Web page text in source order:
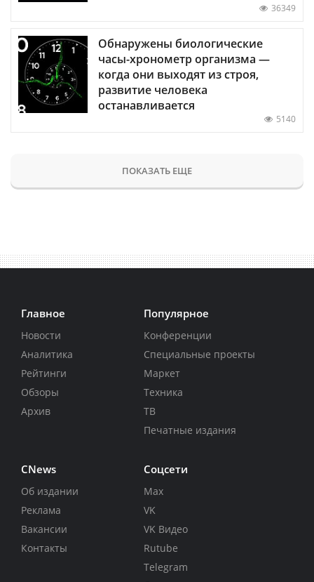
36349
Обнаружены биологические
часы-хронометр организма —
когда они выходят из строя,
развитие человека
останавливается
5140
ПОКАЗАТЬ ЕЩЕ
Главное
Новости
Аналитика
Рейтинги
Обзоры
Архив
Популярное
Конференции
Специальные проекты
Маркет
Техника
ТВ
Печатные издания
CNews
Об издании
Реклама
Вакансии
Контакты
Соцсети
Max
VK
VK Видео
Rutube
Telegram